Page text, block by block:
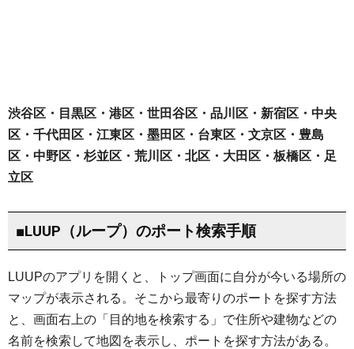
渋谷区・目黒区・港区・世田谷区・品川区・新宿区・中央
区・千代田区・江東区・墨田区・台東区・文京区・豊島
区・中野区・杉並区・荒川区・北区・大田区・板橋区・足
立区
■LUUP（ループ）のポート検索手順
LUUPのアプリを開くと、トップ画面に自分が今いる場所の
マップが表示される。そこから最寄りのポートを探す方法
と、画面右上の「目的地を検索する」で住所や建物などの
名前を検索して地図を表示し、ポートを探す方法がある。